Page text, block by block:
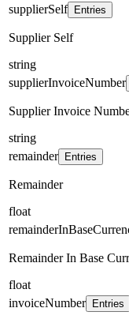
supplierSelf Entries
Supplier Self
string
supplierInvoiceNumber
Supplier Invoice
string
remainder
Entries
Remainder
float
Remainder In Base
float
invoiceNumber
Entries